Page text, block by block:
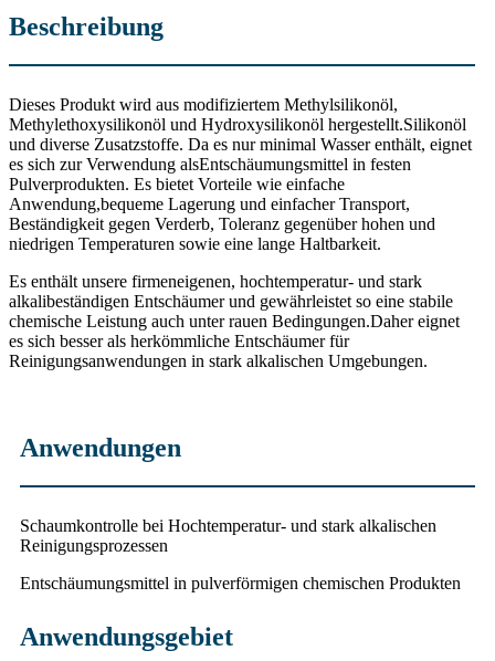
Beschreibung
Dieses Produkt wird aus modifiziertem Methylsilikonöl,
Methylethoxysilikonöl und Hydroxysilikonöl hergestellt.Silikonöl
und diverse Zusatzstoffe. Da es nur minimal Wasser enthält, eignet
es sich zur Verwendung alsEntschäumungsmittel in festen
Pulverprodukten. Es bietet Vorteile wie einfache
Anwendung,bequeme Lagerung und einfacher Transport,
Beständigkeit gegen Verderb, Toleranz gegenüber hohen und
niedrigen Temperaturen sowie eine lange Haltbarkeit.
Es enthält unsere firmeneigenen, hochtemperatur- und stark
alkalibeständigen Entschäumer und gewährleistet so eine stabile
chemische Leistung auch unter rauen Bedingungen.Daher eignet
es sich besser als herkömmliche Entschäumer für
Reinigungsanwendungen in stark alkalischen Umgebungen.
Anwendungen
Schaumkontrolle bei Hochtemperatur- und stark alkalischen
Reinigungsprozessen
Entschäumungsmittel in pulverförmigen chemischen Produkten
Anwendungsgebiet